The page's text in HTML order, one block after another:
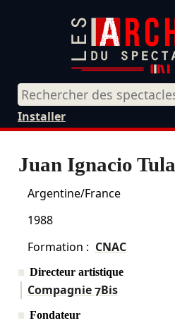
Installer
Juan Ignacio Tula
Argentine/France
1988
Formation : CNAC
Directeur artistique
Compagnie 7Bis
Fondateur